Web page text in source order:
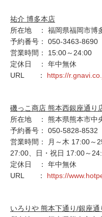
祐介 博多本店
所在地 ： 福岡県福岡市博
予約番号： 050-3463-8690
営業時間： 15:00～24:00
定休日 ： 年中無休
URL ： https://
磯っこ商店 熊本西銀座通り
所在地 ： 熊本県熊本市中
予約番号： 050-5828-8532
営業時間： 月～木 17:00～
27:00、日・祝日 17:00～
定休日 ： 年中無休
URL ： https://
いろりや 熊本下通り/銀座通